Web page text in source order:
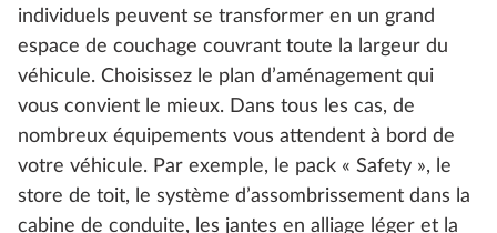
individuels peuvent se transformer en un grand
espace de couchage couvrant toute la largeur du
véhicule. Choisissez le plan d’aménagement qui
vous convient le mieux. Dans tous les cas, de
nombreux équipements vous attendent à bord de
votre véhicule. Par exemple, le pack « Safety », le
store de toit, le système d’assombrissement dans la
cabine de conduite, les jantes en alliage léger et la